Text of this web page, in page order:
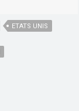
ETATS UNIS